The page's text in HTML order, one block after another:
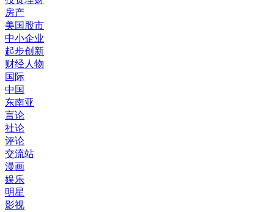
房产
美国股市
中小企业
起步创新
财经人物
国际
中国
东南亚
言论
社论
评论
交流站
漫画
娱乐
明星
影视